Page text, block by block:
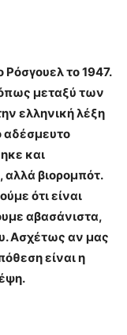
Ρόσγουελ το 1947.
μεταξύ των
ελληνική λέξη
αδέσμευτο
και
βιορομπότ.
ότι είναι
αβασάνιστα,
Ασχέτως αν μας
η είναι η